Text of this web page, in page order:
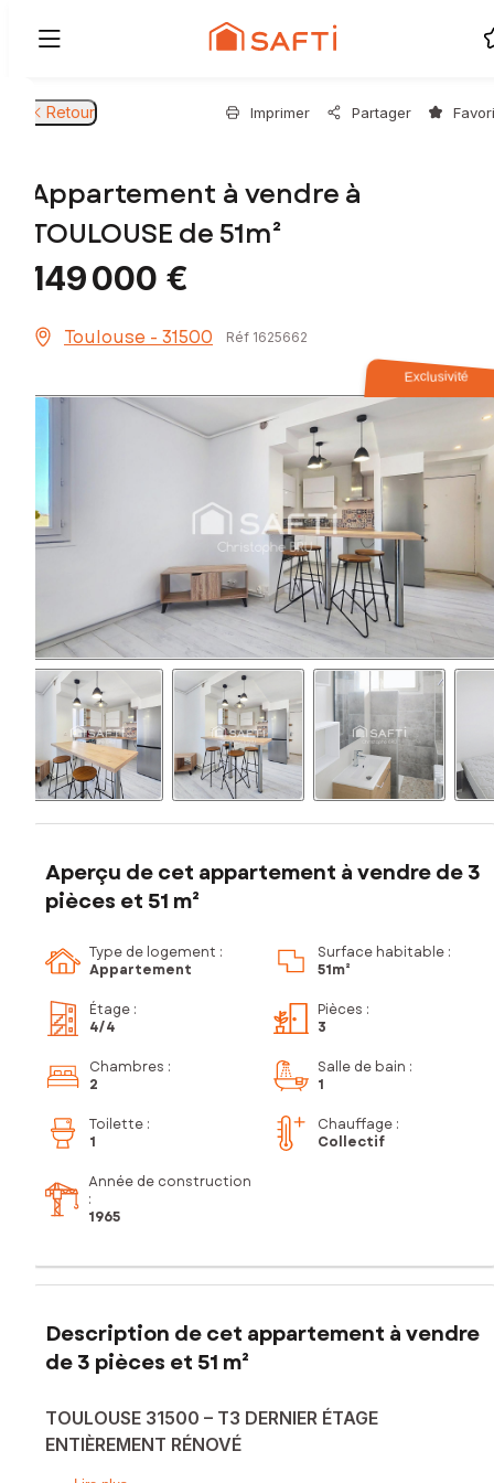
Retour Imprimer Partager
Appartement à vendre à
TOULOUSE de 51m²
149 000 €
Toulouse - 31500 Réf 1625662
Exclusivité
Aperçu de cet appartement à vendre de 3
pièces et 51 m²
Type de logement :
Appartement
Surface habitable :
51m²
Étage :
4/4
Pièces :
3
Chambres :
2
Salle de bain :
1
Toilette :
1
Chauffage :
Collectif
Année de construction
:
1965
Description de cet appartement à vendre
de 3 pièces et 51 m²
TOULOUSE 31500 – T3 DERNIER ÉTAGE
ENTIÈREMENT RÉNOVÉ